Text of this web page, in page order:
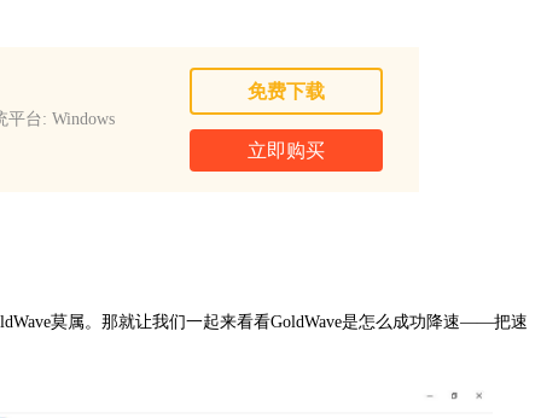
平台: Windows
免费下载
立即购买
莫属。那就让我们一起来看看GoldWave是怎么成功 降速——把速